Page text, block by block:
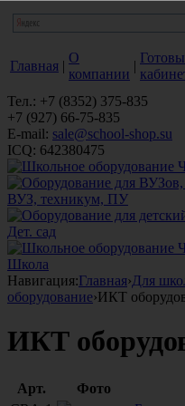
Главная |
О
компании
|
Тел.: +7 (8352) 375-835
+7 (927) 66-75-835
E-mail: sale@school-shop.su
ICQ: 642380475
ВУЗ, техникум, ПУ
Дет. сад
Школа
Навигация:Главная›Для
оборудование›ИКТ
ИКТ
Арт. Фото